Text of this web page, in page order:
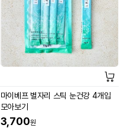
마이베프 별자리 스틱 눈건강 4개입
모아보기
3,700원